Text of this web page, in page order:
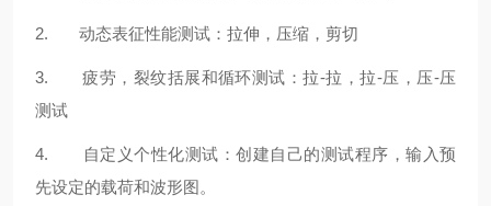
2. 动态表征性能测试：拉伸，压缩，剪切
3. 疲劳，裂纹括展和循环测试：拉-拉，拉-压，压-压
测试
4. 自定义个性化测试：创建自己的测试程序，输入预
先设定的载荷和波形图。